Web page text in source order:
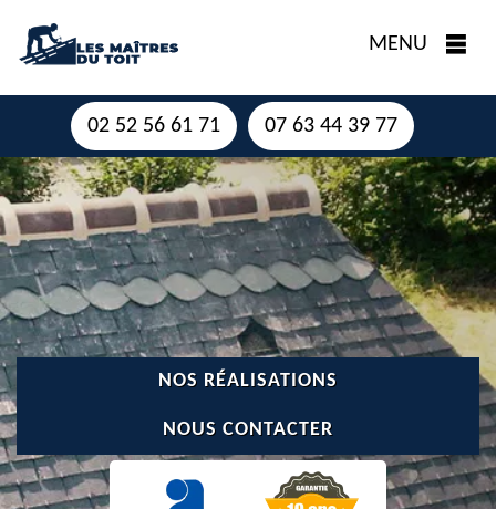
MENU
02 52 56 61 71 07 63 44 39 77
NOS RÉALISATIONS
NOUS CONTACTER